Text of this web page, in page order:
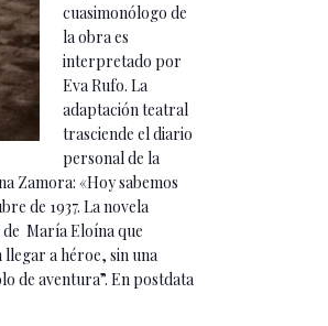
cuasimonólogo de
la obra es
interpretado por
Eva Rufo. La
adaptación teatral
trasciende el diario
personal de la
Zamora: «Hoy sabemos
de 1937. La novela
María Eloína que
a héroe, sin una
de aventura”. En postdata